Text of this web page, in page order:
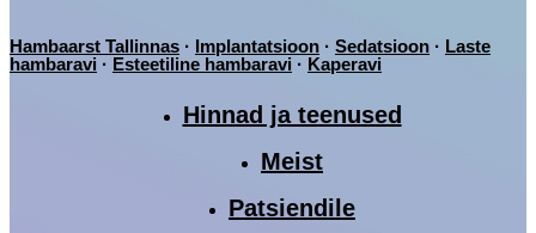
Hambaarst Tallinnas · Implantatsioon · Sedatsioon · Laste
hambaravi · Esteetiline hambaravi · Kaperavi
Hinnad ja teenused
Meist
Patsiendile